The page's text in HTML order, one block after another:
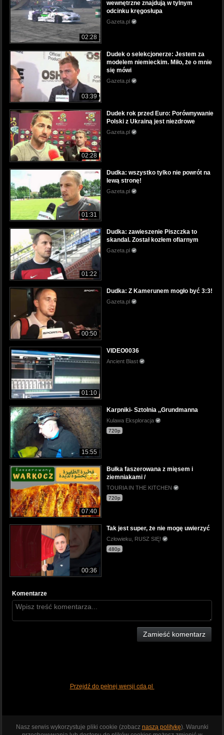
02:28
wewnętrzne znajdują w tylnym
odcinku kręgosłupa
Gazeta.pl
03:39
Dudek o selekcjonerze: Jestem za
modelem niemieckim. Miło, że o mnie
się mówi
Gazeta.pl
02:28
Dudek rok przed Euro: Porównywanie
Polski z Ukrainą jest niezdrowe
Gazeta.pl
01:31
Dudka: wszystko tylko nie powrót na
lewą stronę!
Gazeta.pl
01:22
Dudka: zawieszenie Piszczka to
skandal. Został kozłem ofiarnym
Gazeta.pl
00:50
Dudka: Z Kamerunem mogło być 3:3!
Gazeta.pl
01:10
VIDEO0036
Ancient Blast
15:55
Karpniki- Sztolnia ,,Grundmanna
Kulawa Eksploracja
720p
07:40
Bułka faszerowana z mięsem i
ziemniakami /
TOURIA IN THE KITCHEN
720p
00:36
Tak jest super, że nie mogę uwierzyć
Człowieku, RUSZ SIĘ!
480p
Komentarze
Zamieść komentarz
Przejdź do pełnej wersji cda.pl
Nasz serwis wykorzystuje pliki cookie (zobacz naszą politykę). Warunki